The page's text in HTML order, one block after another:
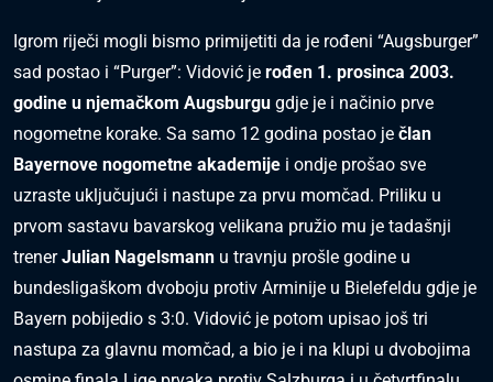
Igrom riječi mogli bismo primijetiti da je rođeni “Augsburger”
sad postao i “Purger”: Vidović je rođen 1. prosinca 2003.
godine u njemačkom Augsburgu gdje je i načinio prve
nogometne korake. Sa samo 12 godina postao je član
Bayernove nogometne akademije i ondje prošao sve
uzraste uključujući i nastupe za prvu momčad. Priliku u
prvom sastavu bavarskog velikana pružio mu je tadašnji
trenerJulian Nagelsmann u travnju prošle godine u
bundesligaškom dvoboju protiv Arminije u Bielefeldu gdje je
Bayern pobijedio s 3:0. Vidović je potom upisao još tri
nastupa za glavnu momčad, a bio je i na klupi u dvobojima